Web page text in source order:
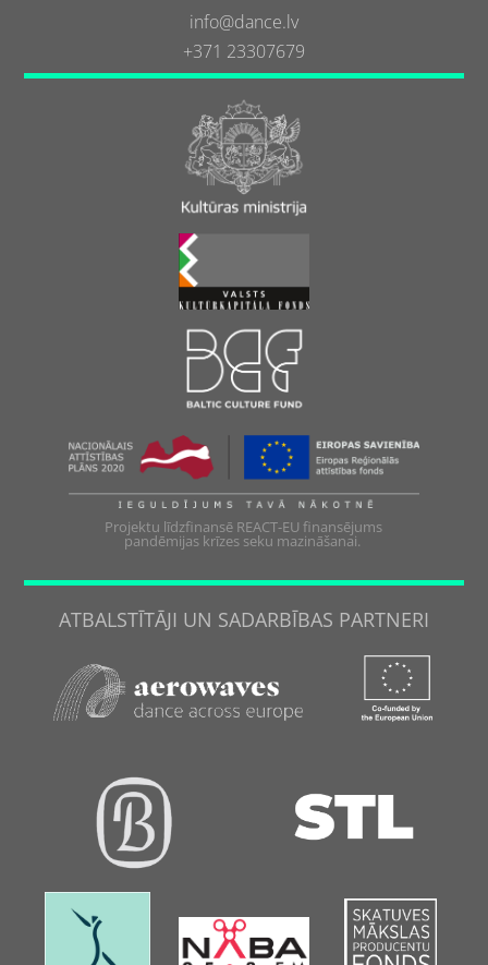
info@dance.lv
+371 23307679
Projektu līdzfinansē REACT-EU finansējums
pandēmijas krīzes seku mazināšanai.
ATBALSTĪTĀJI UN SADARBĪBAS PARTNERI